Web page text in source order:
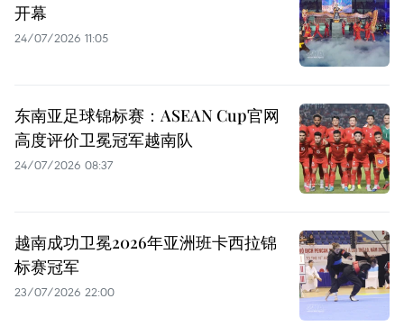
开幕
24/07/2026 11:05
东南亚足球锦标赛：ASEAN Cup官网
高度评价卫冕冠军越南队
24/07/2026 08:37
越南成功卫冕2026年亚洲班卡西拉锦
标赛冠军
23/07/2026 22:00